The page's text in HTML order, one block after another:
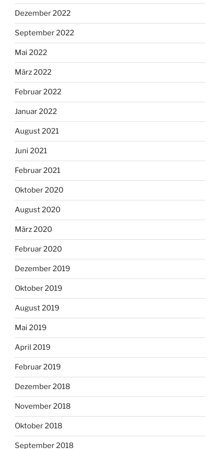
Dezember 2022
September 2022
Mai 2022
März 2022
Februar 2022
Januar 2022
August 2021
Juni 2021
Februar 2021
Oktober 2020
August 2020
März 2020
Februar 2020
Dezember 2019
Oktober 2019
August 2019
Mai 2019
April 2019
Februar 2019
Dezember 2018
November 2018
Oktober 2018
September 2018